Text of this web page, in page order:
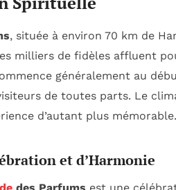
, située à environ 70 km de
milliers de fidèles affluent
généralement au
de toutes parts. Le
d’autant plus mémorable.
et d’Harmonie
des Parfums est une